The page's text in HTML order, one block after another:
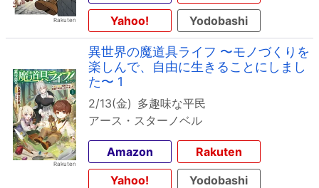
Yahoo!
Yodobashi
異世界の魔道具ライフ 〜モノづくりを
楽しんで、自由に生きることにしまし
た〜 1
2/13(金) 多趣味な平民
アース・スターノベル
Amazon
Rakuten
Yahoo!
Yodobashi